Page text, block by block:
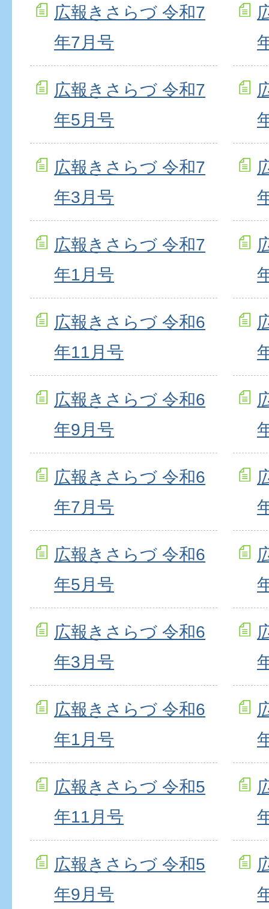
広報きさらづ 令和7
年7月号
広報きさらづ 令和7
年5月号
広報きさらづ 令和7
年3月号
広報きさらづ 令和7
年1月号
広報きさらづ 令和6
年11月号
広報きさらづ 令和6
年9月号
広報きさらづ 令和6
年7月号
広報きさらづ 令和6
年5月号
広報きさらづ 令和6
年3月号
広報きさらづ 令和6
年1月号
広報きさらづ 令和5
年11月号
広報きさらづ 令和5
年9月号